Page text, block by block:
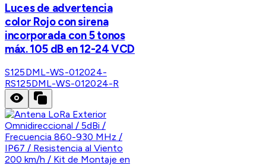
Luces de advertencia
color Rojo con sirena
incorporada con 5 tonos
máx. 105 dB en 12-24 VCD
S125DML-WS-012024-
RS125DML-WS-012024-R